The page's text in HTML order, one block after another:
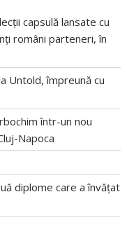
capsulă lansate cu
români parteneri, în
Untold, împreună cu
într-un nou
Napoca
diplome care a învățat